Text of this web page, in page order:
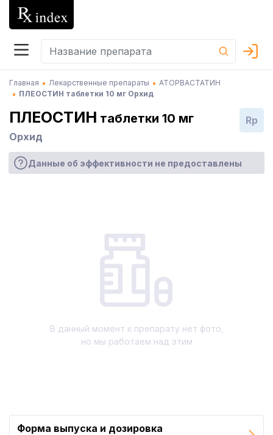
Главная Лекарственные препараты
АТОРВАСТАТИН
ПЛЕОСТИН таблетки 10 мг Орхид
ПЛЕОСТИН таблетки 10 мг
Орхид
Rp
Данные об эффективности не предоставлены
В данный момент к препарату нет фото,
но мы работаем над этим
Форма выпуска и дозировка